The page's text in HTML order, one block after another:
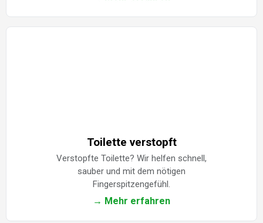
Toilette verstopft
Verstopfte Toilette? Wir helfen schnell,
sauber und mit dem nötigen
Fingerspitzengefühl.
→ Mehr erfahren